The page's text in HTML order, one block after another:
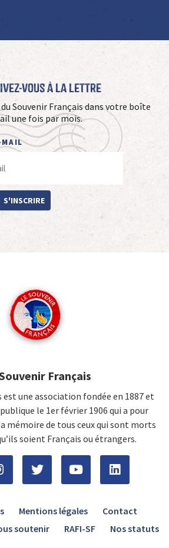
vous à La Lettre
Souvenir Français dans votre boîte
une fois par mois.
MAIL
S'INSCRIRE
Français
est une association fondée en 1887 et
le 1er février 1906 qui a pour
mémoire de tous ceux qui sont morts
soient Français ou étrangers.
Mentions légales
Contact
soutenir RAFI-SF Nos statuts